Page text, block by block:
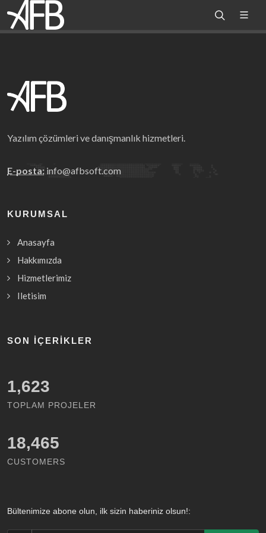
Yazılım çözümleri ve danışmanlık hizmetleri.
E-posta: info@afbsoft.com
KURUMSAL
Anasayfa
Hakkımızda
Hizmetlerimiz
Iletisim
SON İÇERIKLER
1,623
TOPLAM PROJELER
18,465
CUSTOMERS
Bültenimize abone olun, ilk sizin haberiniz olsun!: